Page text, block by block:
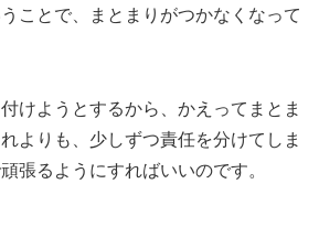
ことで、まとまりがつかなくなって
けようとするから、かえってまとま
よりも、少しずつ責任を分けてしま
張るようにすればいいのです。